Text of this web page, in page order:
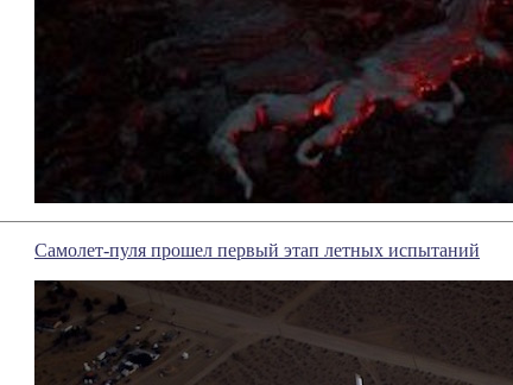
Самолет-пуля прошел первый этап летных испытаний